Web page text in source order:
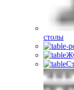
столы